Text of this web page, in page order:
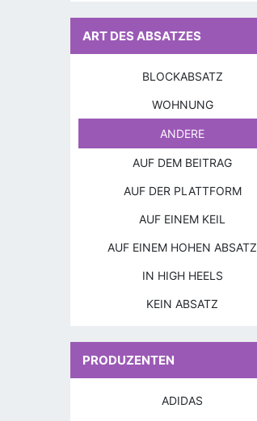
ART DES ABSATZES
BLOCKABSATZ
WOHNUNG
ANDERE
AUF DEM BEITRAG
AUF DER PLATTFORM
AUF EINEM KEIL
AUF EINEM HOHEN ABSATZ
IN HIGH HEELS
KEIN ABSATZ
PRODUZENTEN
ADIDAS